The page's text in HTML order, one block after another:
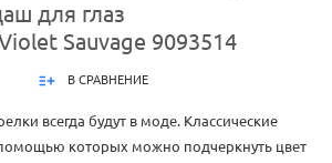
для глаз
Sauvage 9093514
В СРАВНЕНИЕ
всегда будут в моде. Классические
которых можно подчеркнуть цвет